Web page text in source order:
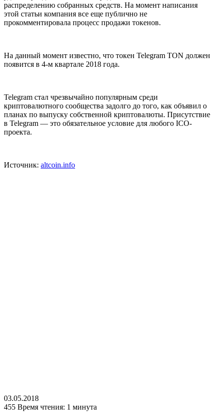
распределению собранных средств. На момент написания
этой статьи компания все еще публично не
прокомментировала процесс продажи токенов.
На данный момент известно, что токен Telegram TON должен
появится в 4-м квартале 2018 года.
Telegram стал чрезвычайно популярным среди
криптовалютного сообщества задолго до того, как объявил о
планах по выпуску собственной криптовалюты. Присутствие
в Telegram — это обязательное условие для любого ICO-
проекта.
Источник: altcoin.info
03.05.2018
455 Время чтения: 1 минута